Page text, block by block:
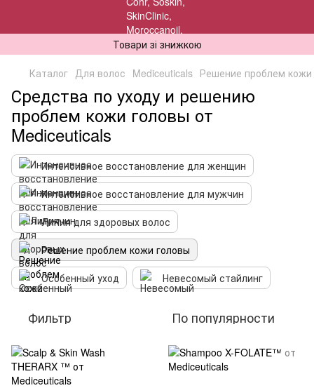
Товари зі знижкою
Каталог Для волос Mediceuticals Решение проблем кожи
Средства по уходу и решению
проблем кожи головы от
Mediceuticals
Интенсивное восстановление для женщин
Интенсивное восстановление для мужчин
Линия для здоровых волос
Решение проблем кожи головы
Особенный уход
Невесомый стайлинг
Фильтр По популярности